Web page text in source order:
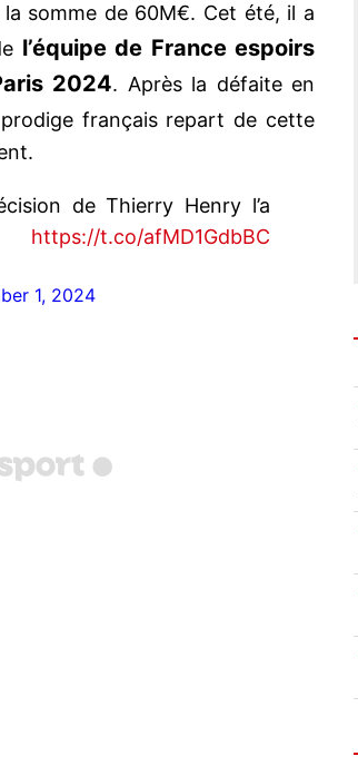
somme de 60M€. Cet été, il a
l’équipe de France espoirs
2024. Après la défaite en
français repart de cette
de Thierry Henry l’a
https://t.co/afMD1GdbBC
1, 2024